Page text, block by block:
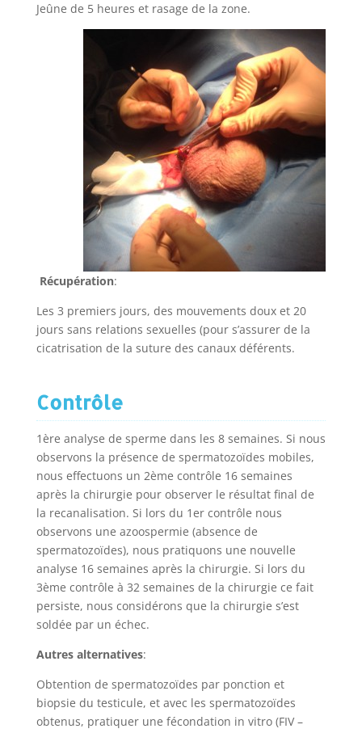
Jeûne de 5 heures et rasage de la zone.
Récupération:
Les 3 premiers jours, des mouvements doux et 20
jours sans relations sexuelles (pour s’assurer de la
cicatrisation de la suture des canaux déférents.
Contrôle
1ère analyse de sperme dans les 8 semaines. Si nous
observons la présence de spermatozoïdes mobiles,
nous effectuons un 2ème contrôle 16 semaines
après la chirurgie pour observer le résultat final de
la recanalisation. Si lors du 1er contrôle nous
observons une azoospermie (absence de
spermatozoïdes), nous pratiquons une nouvelle
analyse 16 semaines après la chirurgie. Si lors du
3ème contrôle à 32 semaines de la chirurgie ce fait
persiste, nous considérons que la chirurgie s’est
soldée par un échec.
Autres alternatives:
Obtention de spermatozoïdes par ponction et
biopsie du testicule, et avec les spermatozoïdes
obtenus, pratiquer une fécondation in vitro (FIV –